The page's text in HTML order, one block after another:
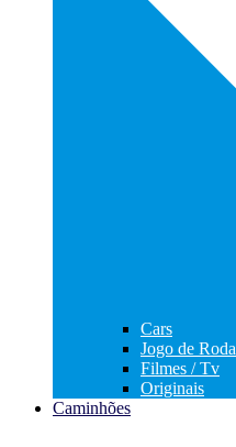
Cars
Jogo de Roda
Filmes / Tv
Originais
Caminhões